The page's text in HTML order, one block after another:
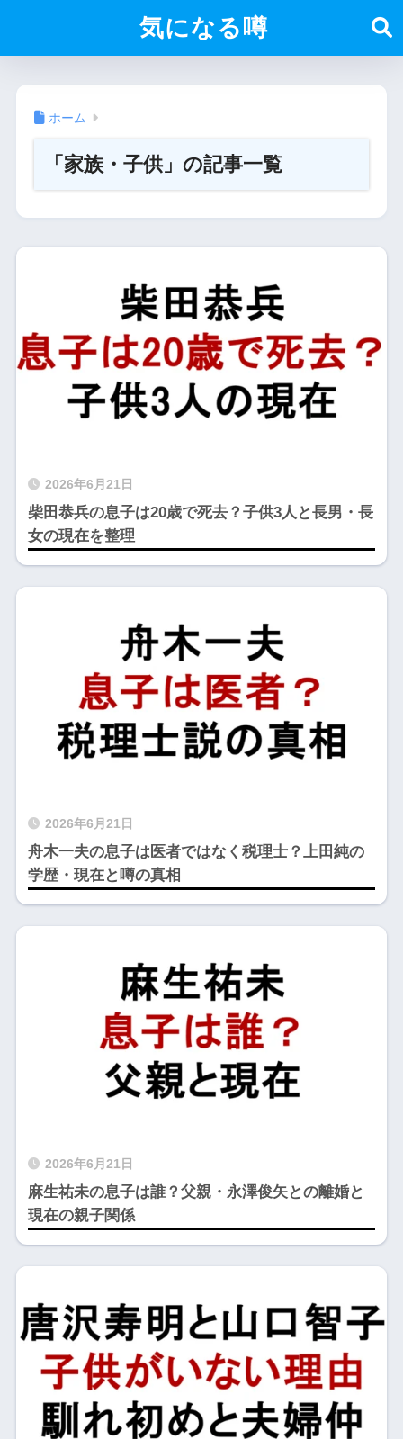
気になる噂
ホーム
「家族・子供」の記事一覧
2026年6月21日
柴田恭兵の息子は20歳で死去？子供3人と長男・長
女の現在を整理
2026年6月21日
舟木一夫の息子は医者ではなく税理士？上田純の
学歴・現在と噂の真相
2026年6月21日
麻生祐未の息子は誰？父親・永澤俊矢との離婚と
現在の親子関係